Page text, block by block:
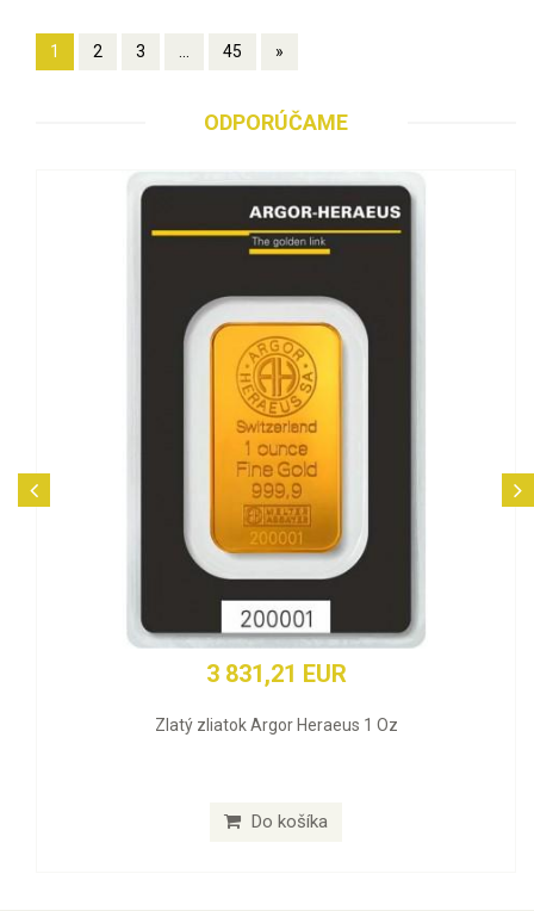
1 2 3 ... 45 »
ODPORÚČAME
3 831,21 EUR
Zlatý zliatok Argor Heraeus 1 Oz
Do košíka